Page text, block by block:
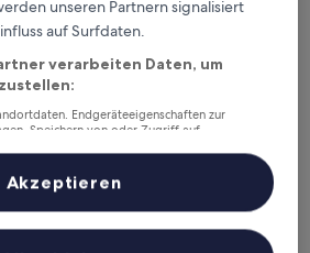
für jede
Übernachtung
Preisen für Mitglieder
für diese Daten
unseren Partnern signalisiert
auf Surfdaten.
verarbeiten Daten, um
Endgeräteeigenschaften zur
Speichern von oder Zugriff auf
und der Performance von Inhalten,
Entwicklung und Verbesserung von
Akzeptieren